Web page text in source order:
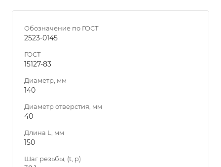
Обозначение по ГОСТ
2523-0145
ГОСТ
15127-83
Диаметр, мм
140
Диаметр отверстия, мм
40
Длина L, мм
150
Шаг резьбы, (t, p)